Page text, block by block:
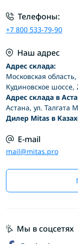
Телефоны:
+7 800 533-79-90
Наш адрес
Адрес склада:
Московская
Кудиновское шоссе,
Адрес склада в
Астана, ул. Талгата
Дилер Mitas в
E-mail
mail@mitas.pro
Мы в соцсетях